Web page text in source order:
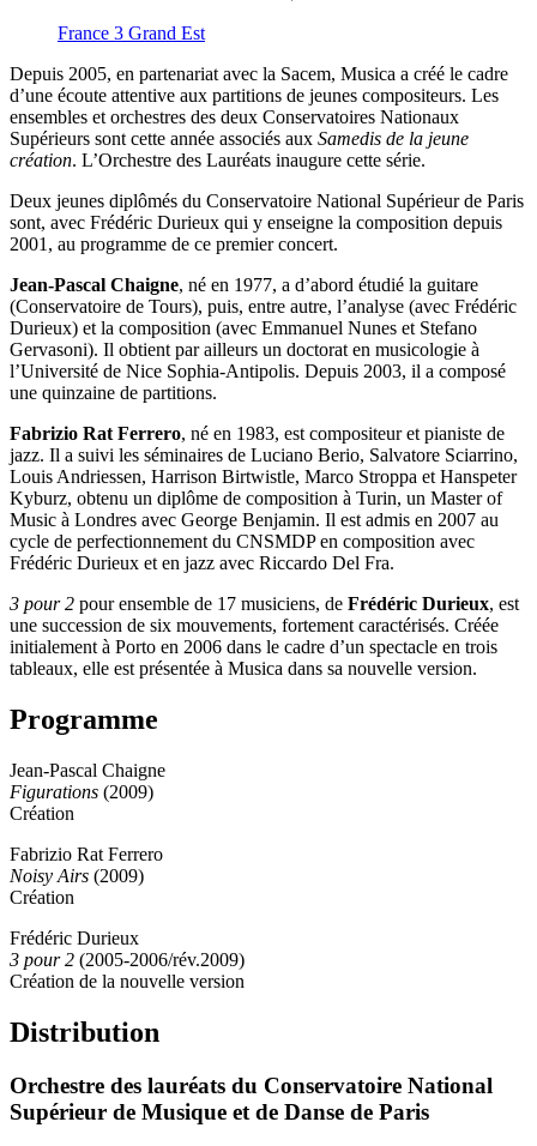
France 3 Grand Est
Depuis 2005, en partenariat avec la Sacem, Musica a créé le cadre
d’une écoute attentive aux partitions de jeunes compositeurs. Les
ensembles et orchestres des deux Conservatoires Nationaux
Supérieurs sont cette année associés aux Samedis de la jeune
création. L’Orchestre des Lauréats inaugure cette série.
Deux jeunes diplômés du Conservatoire National Supérieur de Paris
sont, avec Frédéric Durieux qui y enseigne la composition depuis
2001, au programme de ce premier concert.
Jean-Pascal Chaigne, né en 1977, a d’abord étudié la guitare
(Conservatoire de Tours), puis, entre autre, l’analyse (avec Frédéric
Durieux) et la composition (avec Emmanuel Nunes et Stefano
Gervasoni). Il obtient par ailleurs un doctorat en musicologie à
l’Université de Nice Sophia-Antipolis. Depuis 2003, il a composé
une quinzaine de partitions.
Fabrizio Rat Ferrero, né en 1983, est compositeur et pianiste de
jazz. Il a suivi les séminaires de Luciano Berio, Salvatore Sciarrino,
Louis Andriessen, Harrison Birtwistle, Marco Stroppa et Hanspeter
Kyburz, obtenu un diplôme de composition à Turin, un Master of
Music à Londres avec George Benjamin. Il est admis en 2007 au
cycle de perfectionnement du CNSMDP en composition avec
Frédéric Durieux et en jazz avec Riccardo Del Fra.
3 pour 2 pour ensemble de 17 musiciens, de Frédéric Durieux, est
une succession de six mouvements, fortement caractérisés. Créée
initialement à Porto en 2006 dans le cadre d’un spectacle en trois
tableaux, elle est présentée à Musica dans sa nouvelle version.
Programme
Jean-Pascal Chaigne
Figurations (2009)
Création
Fabrizio Rat Ferrero
Noisy Airs (2009)
Création
Frédéric Durieux
3 pour 2 (2005-2006/rév.2009)
Création de la nouvelle version
Distribution
Orchestre des lauréats du Conservatoire National
Supérieur de Musique et de Danse de Paris